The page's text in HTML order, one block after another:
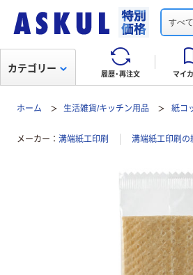
すべて
履歴・再注文 マイ
カテゴリー
ホーム 生活雑貨/キッチン用品 紙コ
メーカー 溝端紙工印刷 溝端紙工印刷の